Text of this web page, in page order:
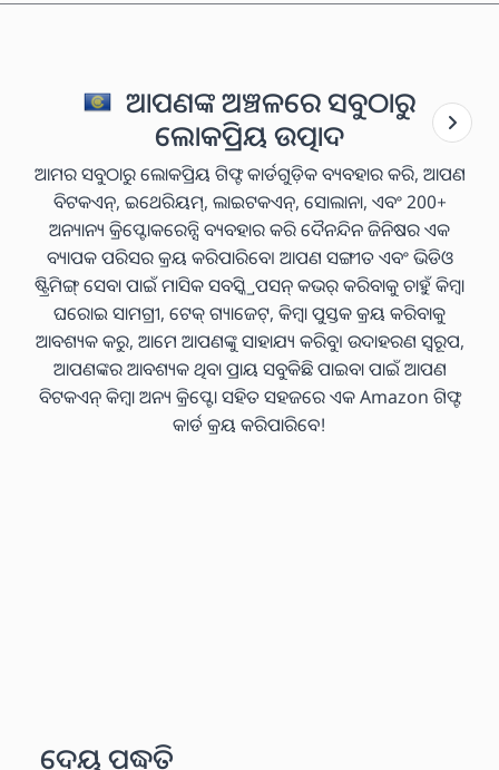
ଆପଣଙ୍କ ଅଞ୍ଚଳରେ ସବୁଠାରୁ
ଲୋକପ୍ରିୟ ଉତ୍ପାଦ
ଆମର ସବୁଠାରୁ ଲୋକପ୍ରିୟ ଗିଫ୍ଟ କାର୍ଡଗୁଡ଼ିକ ବ୍ୟବହାର କରି, ଆପଣ
ବିଟକଏନ୍, ଇଥେରିୟମ୍, ଲାଇଟକଏନ୍, ସୋଲାନା, ଏବଂ 200+
ଅନ୍ୟାନ୍ୟ କ୍ରିପ୍ଟୋକରେନ୍ସି ବ୍ୟବହାର କରି ଦୈନନ୍ଦିନ ଜିନିଷର ଏକ
ବ୍ୟାପକ ପରିସର କ୍ରୟ କରିପାରିବେ। ଆପଣ ସଙ୍ଗୀତ ଏବଂ ଭିଡିଓ
ଷ୍ଟ୍ରିମିଙ୍ଗ୍ ସେବା ପାଇଁ ମାସିକ ସବସ୍କ୍ରିପସନ୍ କଭର୍ କରିବାକୁ ଚାହୁଁ କିମ୍ବା
ଘରୋଇ ସାମଗ୍ରୀ, ଟେକ୍ ଗ୍ୟାଜେଟ୍, କିମ୍ବା ପୁସ୍ତକ କ୍ରୟ କରିବାକୁ
ଆବଶ୍ୟକ କରୁ, ଆମେ ଆପଣଙ୍କୁ ସାହାଯ୍ୟ କରିବୁ। ଉଦାହରଣ ସ୍ୱରୂପ,
ଆପଣଙ୍କର ଆବଶ୍ୟକ ଥିବା ପ୍ରାୟ ସବୁକିଛି ପାଇବା ପାଇଁ ଆପଣ
ବିଟକଏନ୍ କିମ୍ବା ଅନ୍ୟ କ୍ରିପ୍ଟୋ ସହିତ ସହଜରେ ଏକ Amazon ଗିଫ୍ଟ
କାର୍ଡ କ୍ରୟ କରିପାରିବେ!
ଦେୟ ପଦ୍ଧତି